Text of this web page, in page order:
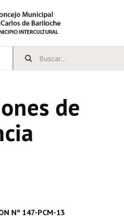
de
Nº 147-PCM-13